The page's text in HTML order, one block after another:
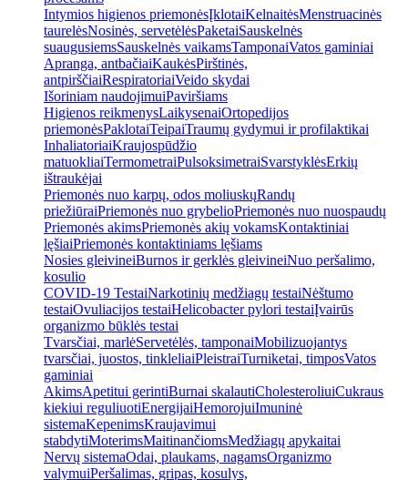
Intymios higienos priemonėsĮklotaiKelnaitėsMenstruacinės
taurelėsNosinės, servetėlėsPaketaiSauskelnės
suaugusiemsSauskelnės vaikamsTamponaiVatos gaminiai
Apranga, antbačiaiKaukėsPirštinės,
antpirščiaiRespiratoriaiVeido skydai
Išoriniam naudojimuiPaviršiams
Higienos reikmenysLaikysenaiOrtopedijos
priemonėsPaklotaiTeipaiTraumų gydymui ir profilaktikai
InhaliatoriaiKraujospūdžio
matuokliaiTermometraiPulsoksimetraiSvarstyklėsErkių
ištraukėjai
Priemonės nuo karpų, odos moliuskųRandų
priežiūraiPriemonės nuo grybelioPriemonės nuo nuospaudų
Priemonės akimsPriemonės akių vokamsKontaktiniai
lęšiaiPriemonės kontaktiniams lęšiams
Nosies gleivineiBurnos ir gerklės gleivineiNuo peršalimo,
kosulio
COVID-19 TestaiNarkotinių medžiagų testaiNėštumo
testaiOvuliacijos testaiHelicobacter pylori testaiĮvairūs
organizmo būklės testai
Tvarsčiai, marlėServetėlės, tamponaiMobilizuojantys
tvarsčiai, juostos, tinkleliaiPleistraiTurniketai, timposVatos
gaminiai
AkimsApetitui gerintiBurnai skalautiCholesteroliuiCukraus
kiekiui reguliuotiEnergijaiHemorojuiImuninė
sistemaKepenimsKraujavimui
stabdytiMoterimsMaitinančiomsMedžiagų apykaitai
Nervų sistemaOdai, plaukams, nagamsOrganizmo
valymuiPeršalimas, gripas, kosulys,